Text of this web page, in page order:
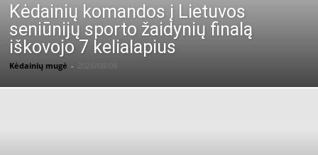
Kėdainių komandos į Lietuvos
seniūnijų sporto žaidynių finalą
iškovojo 7 kelialapius
Kėdainių mugė - 2026/08/09